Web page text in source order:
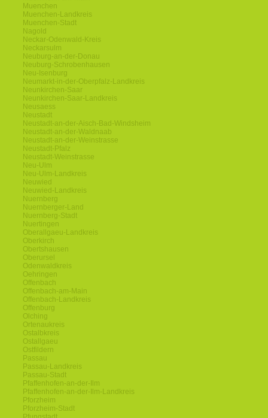
Muenchen
Muenchen-Landkreis
Muenchen-Stadt
Nagold
Neckar-Odenwald-Kreis
Neckarsulm
Neuburg-an-der-Donau
Neuburg-Schrobenhausen
Neu-Isenburg
Neumarkt-in-der-Oberpfalz-Landkreis
Neunkirchen-Saar
Neunkirchen-Saar-Landkreis
Neusaess
Neustadt
Neustadt-an-der-Aisch-Bad-Windsheim
Neustadt-an-der-Waldnaab
Neustadt-an-der-Weinstrasse
Neustadt-Pfalz
Neustadt-Weinstrasse
Neu-Ulm
Neu-Ulm-Landkreis
Neuwied
Neuwied-Landkreis
Nuernberg
Nuernberger-Land
Nuernberg-Stadt
Nuertingen
Oberallgaeu-Landkreis
Oberkirch
Obertshausen
Oberursel
Odenwaldkreis
Oehringen
Offenbach
Offenbach-am-Main
Offenbach-Landkreis
Offenburg
Olching
Ortenaukreis
Ostalbkreis
Ostallgaeu
Ostfildern
Passau
Passau-Landkreis
Passau-Stadt
Pfaffenhofen-an-der-Ilm
Pfaffenhofen-an-der-Ilm-Landkreis
Pforzheim
Pforzheim-Stadt